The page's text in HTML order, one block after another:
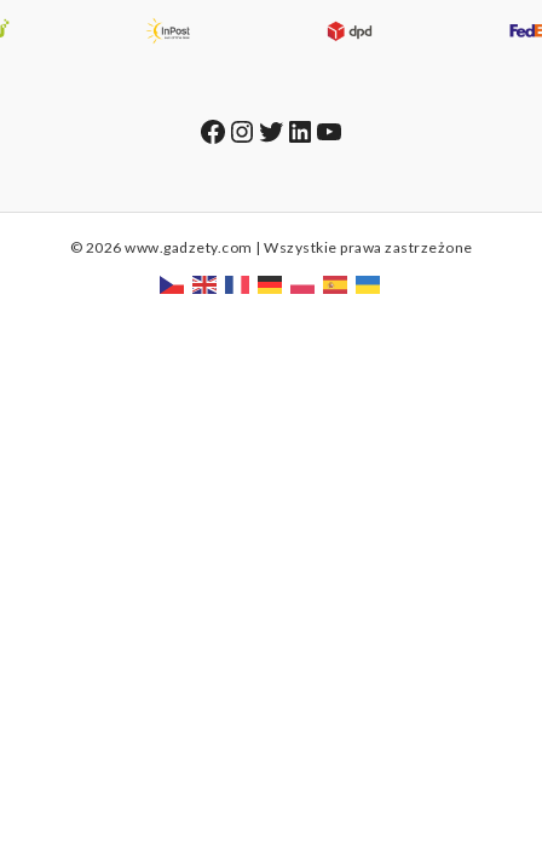
Facebook
Instagram
Twitter
LinkedIn
YouTube
© 2026 www.gadzety.com | Wszystkie prawa zastrzeżone